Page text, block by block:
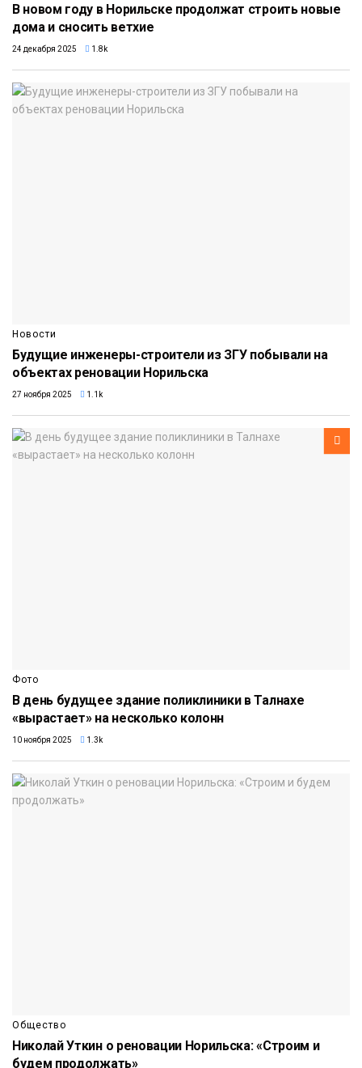
В новом году в Норильске продолжат строить новые
дома и сносить ветхие
24 декабря 2025 1.8k
Новости
Будущие инженеры-строители из ЗГУ побывали на
объектах реновации Норильска
27 ноября 2025 1.1k
Фото
В день будущее здание поликлиники в Талнахе
«вырастает» на несколько колонн
10 ноября 2025 1.3k
Общество
Николай Уткин о реновации Норильска: «Строим и
будем продолжать»